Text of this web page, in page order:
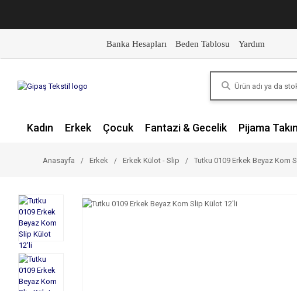
Banka Hesapları Beden Tablosu Yardım
Kadın Erkek Çocuk Fantazi & Gecelik Pijama
Anasayfa Erkek Erkek Külot - Slip Tutku 0109 Erkek Beyaz Kom